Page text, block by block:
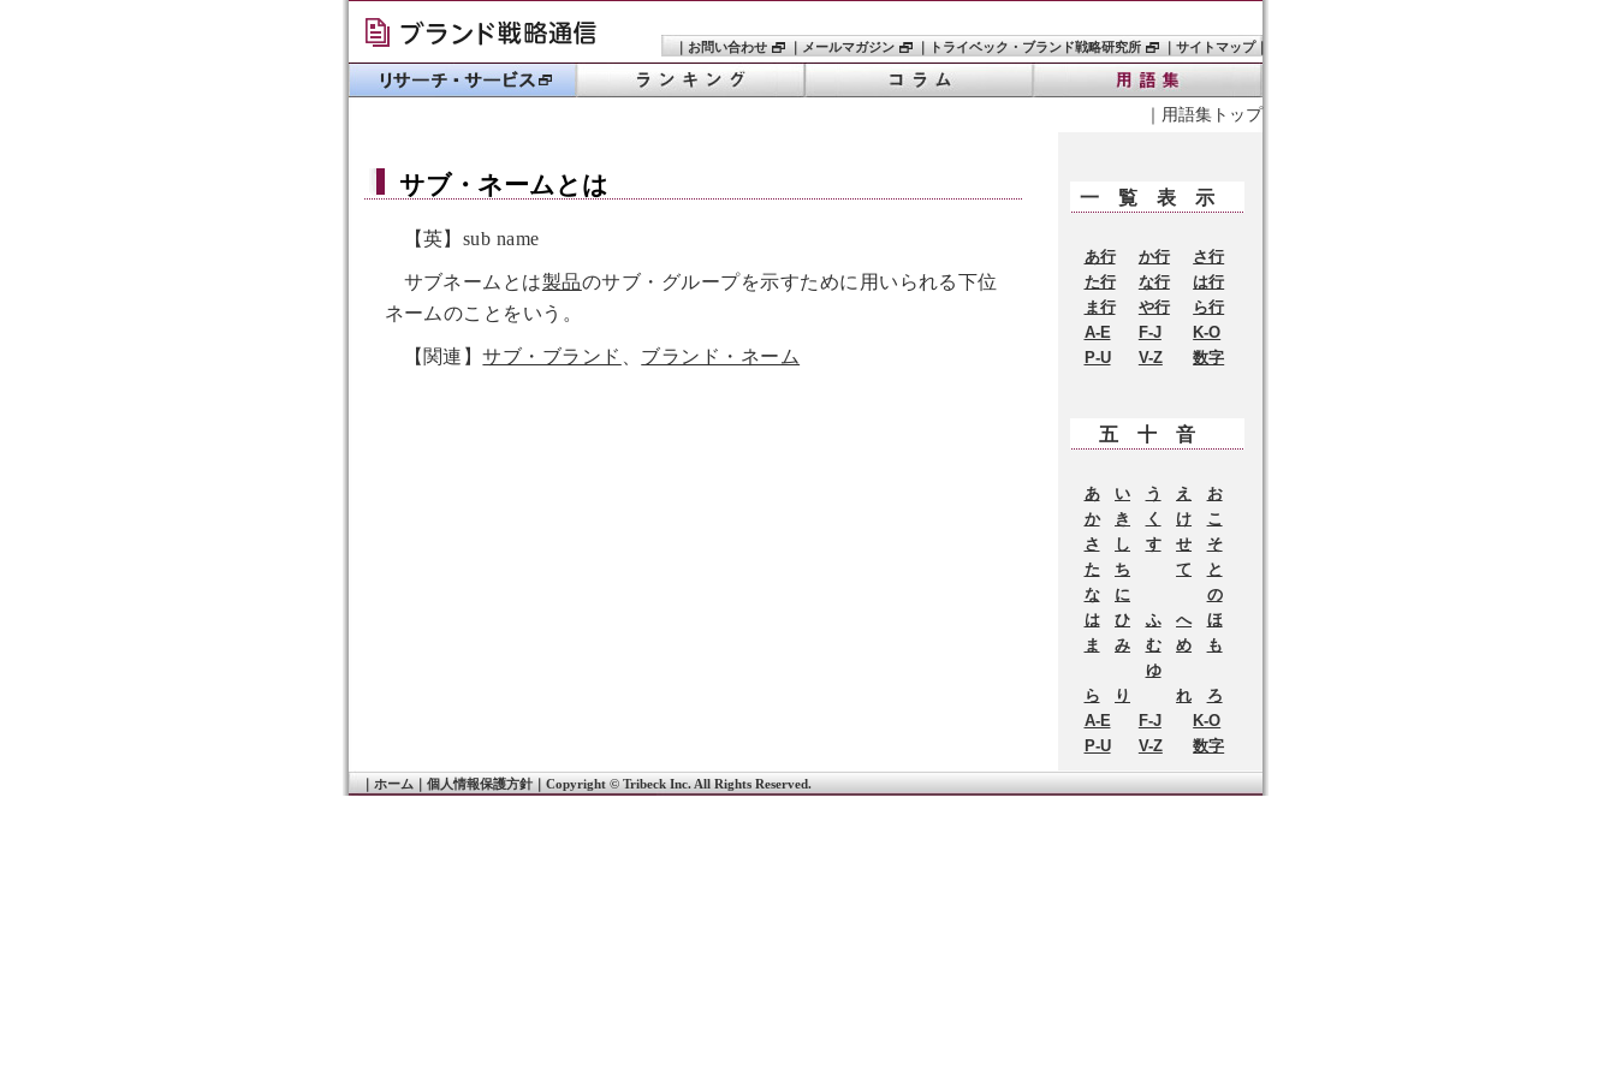
｜ お問い合わせ ｜ メールマガジン ｜ トライベック・ブランド戦略研究所 ｜ サイトマップ｜
｜ 用語集トップ
サブ・ネーム とは
【英】sub name
サブネームとは製品のサブ・グループを示すために用いられる下位
ネームのことをいう。
【関連】サブ・ブランド ブランド・ネーム
一覧表示
あ行 か行
さ行
た行
な行
は行
ま行
や行
ら行
A-E
F-J
K-O
P-U
V-Z 数字
五十音
あ い う え
お
か
き く け
こ
さ
し す せ
そ
た
ち て
と
な
に
の
は
ひ ふ へ
ほ
ま
み む め
も
ゆ
ら
り れ
ろ
A-E
F-J
K-O
P-U
V-Z 数字
ホーム｜ 個人情報保護方針｜ Copyright © Tribeck Inc. All Rights Reserved.